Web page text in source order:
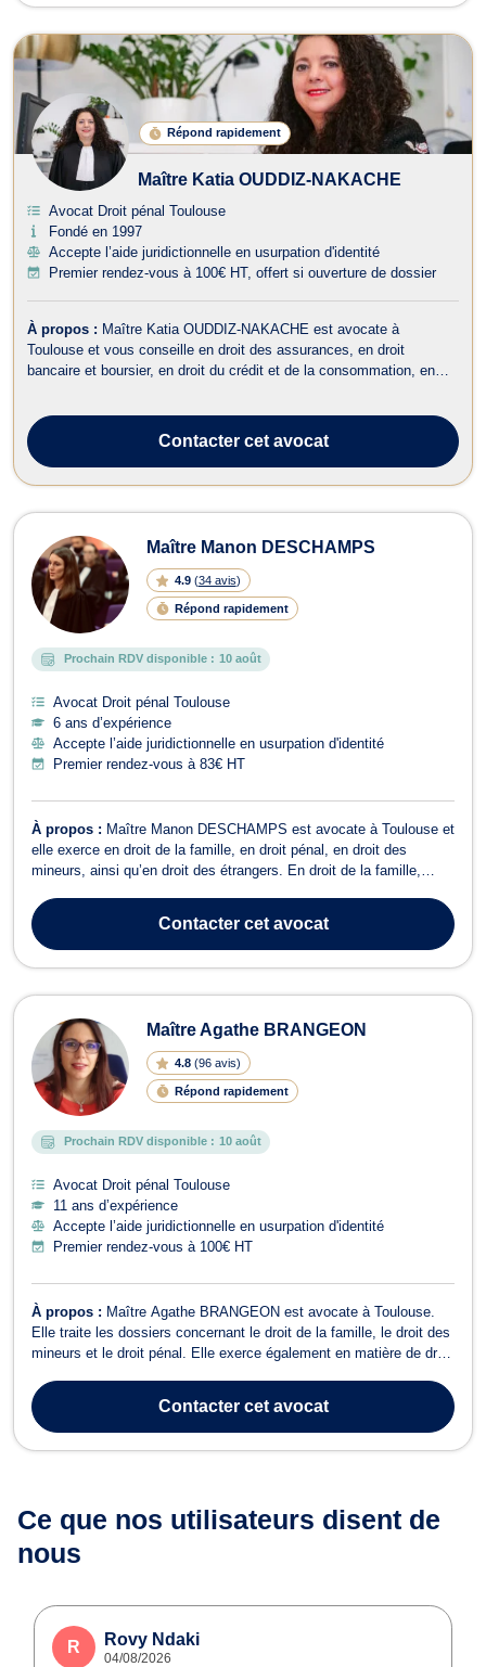
Répond rapidement
Maître Katia OUDDIZ-NAKACHE
Avocat Droit pénal Toulouse
Fondé en 1997
Accepte l’aide juridictionnelle en usurpation d'identité
Premier rendez-vous à 100€ HT, offert si ouverture de dossier
À propos : Maître Katia OUDDIZ-NAKACHE est avocate à
Toulouse et vous conseille en droit des assurances, en droit
bancaire et boursier, en droit du crédit et de la consommation, en
travail. Maître OUDDIZ-...Contactercet avocat
Maître Manon DESCHAMPS
4.9 (34 avis)
Répond rapidement
Prochain RDV disponible : 10 août
Avocat Droit pénal Toulouse
6 ans d’expérience
Accepte l’aide juridictionnelle en usurpation d'identité
Premier rendez-vous à 83€ HT
À propos : Maître Manon DESCHAMPS est avocate à Toulouse et
elle exerce en droit de la famille, en droit pénal, en droit des
mineurs, ainsi qu’en droit des étrangers. En droit de la famille,
Divorce, qu'il s'agisse d'un divorce à l'amiable (divorce judiciaire ou
divorce par co...
Contactercet avocat
Maître Agathe BRANGEON
4.8 (96 avis)
Répond rapidement
Prochain RDV disponible : 10 août
Avocat Droit pénal Toulouse
11 ans d’expérience
Accepte l’aide juridictionnelle en usurpation d'identité
Premier rendez-vous à 100€ HT
À propos : Maître Agathe BRANGEON est avocate à Toulouse.
Elle traite les dossiers concernant le droit de la famille, le droit des
mineurs et le droit pénal. Elle exerce également en matière de droit
nationalité, demande de naturalisation, ... N'hésitez pas à la
contacter pou...
Contactercet avocat
Ce que nos utilisateurs disent de
nous
R Rovy Ndaki
04/08/2026